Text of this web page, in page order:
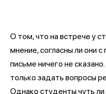
О том, что на встрече у
мнение, согласны ли они с
письме ничего не
только задать вопросы
Однако студенты чуть